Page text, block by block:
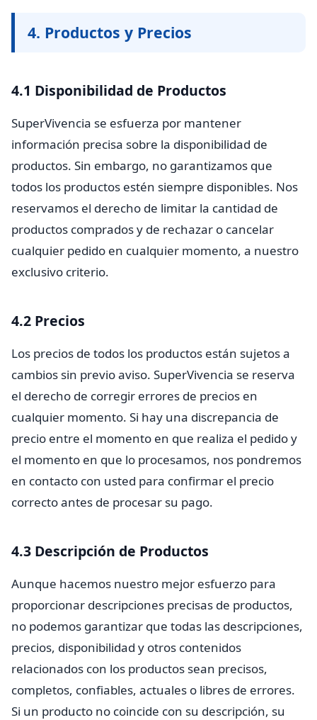
4. Productos y Precios
4.1 Disponibilidad de Productos
SuperVivencia se esfuerza por mantener
información precisa sobre la disponibilidad de
productos. Sin embargo, no garantizamos que
todos los productos estén siempre disponibles. Nos
reservamos el derecho de limitar la cantidad de
productos comprados y de rechazar o cancelar
cualquier pedido en cualquier momento, a nuestro
exclusivo criterio.
4.2 Precios
Los precios de todos los productos están sujetos a
cambios sin previo aviso. SuperVivencia se reserva
el derecho de corregir errores de precios en
cualquier momento. Si hay una discrepancia de
precio entre el momento en que realiza el pedido y
el momento en que lo procesamos, nos pondremos
en contacto con usted para confirmar el precio
correcto antes de procesar su pago.
4.3 Descripción de Productos
Aunque hacemos nuestro mejor esfuerzo para
proporcionar descripciones precisas de productos,
no podemos garantizar que todas las descripciones,
precios, disponibilidad y otros contenidos
relacionados con los productos sean precisos,
completos, confiables, actuales o libres de errores.
Si un producto no coincide con su descripción, su